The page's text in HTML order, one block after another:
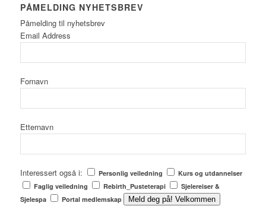
PÅMELDING NYHETSBREV
Påmelding til nyhetsbrev
Email Address
Fornavn
Etternavn
Interessert også i: Personlig veiledning
Kurs og utdannelser
Faglig veiledning
Rebirth_Pusteterapi
Sjelereiser &
Sjelespa
Portal medlemskap Meld deg på! Velkommen